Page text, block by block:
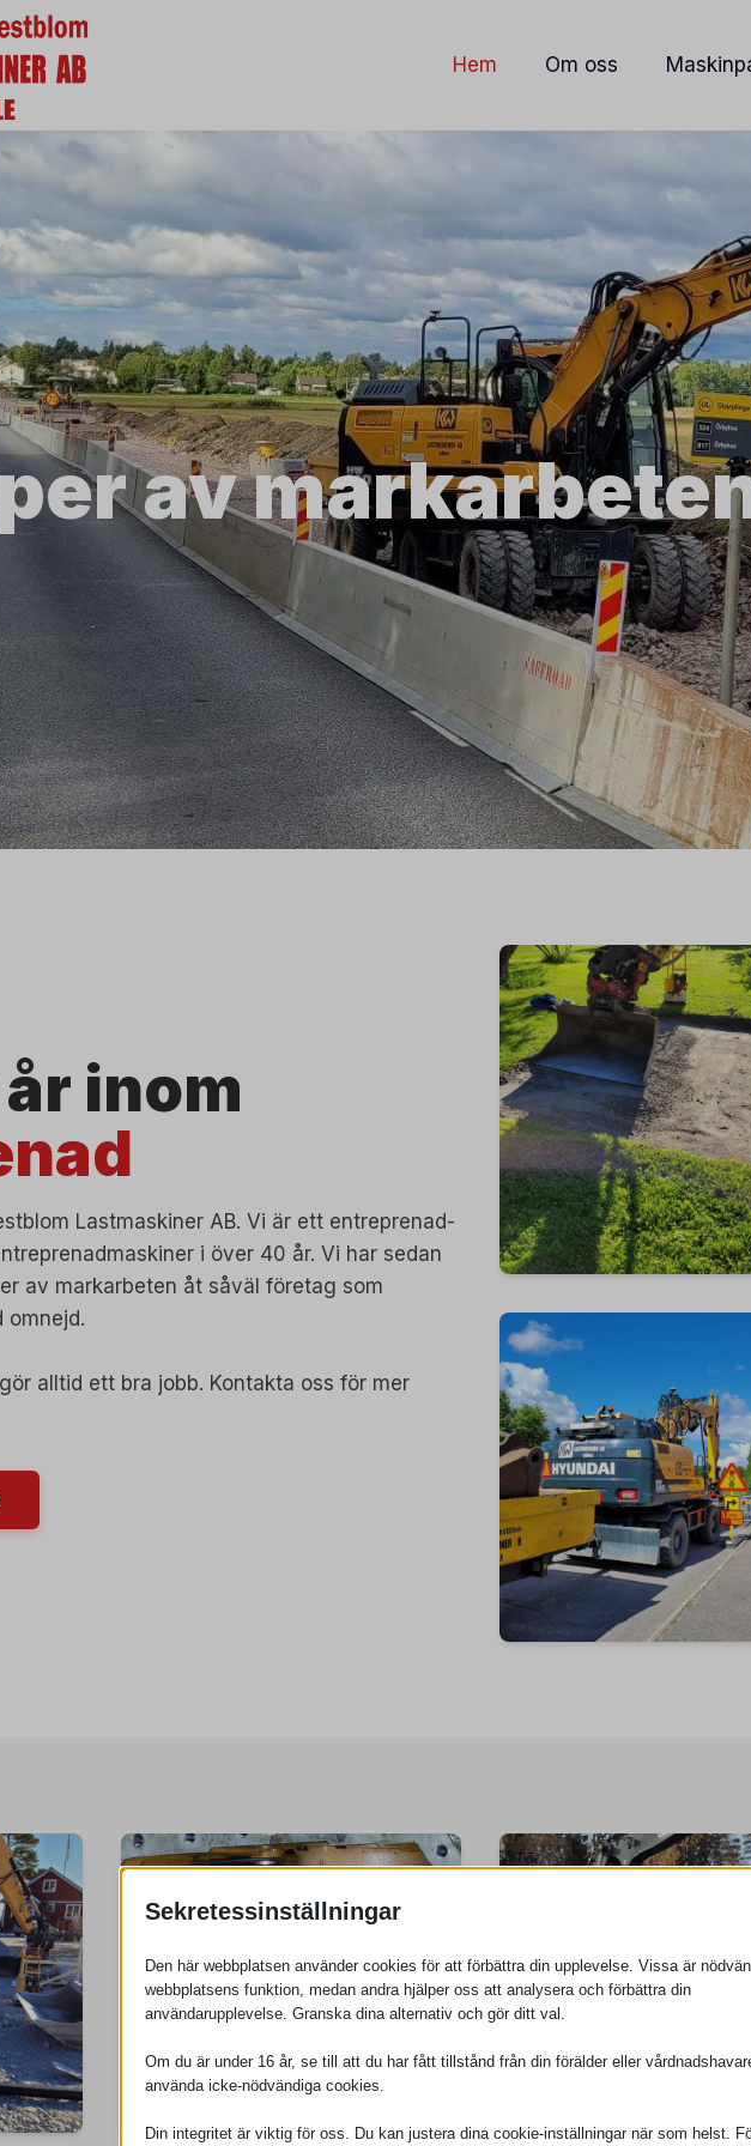
Hem Om oss
av
inom
Lastmaskiner AB. Vi är ett entreprenad­
i över 40 år. Vi har sedan
av markarbeten åt såväl företag som
omnejd.
alltid ett bra jobb. Kontakta oss för mer
Sekretessinställningar
Den här webbplatsen använder cookies för att förbättra din upplevelse. Vissa är
webbplatsens funktion, medan andra hjälper oss att analysera och förbättra din
användarupplevelse. Granska dina alternativ och gör ditt val.
Om du är under 16 år, se till att du har fått tillstånd från din förälder eller
använda icke-nödvändiga cookies.
Din integritet är viktig för oss. Du kan justera dina cookie-inställningar när som helst.